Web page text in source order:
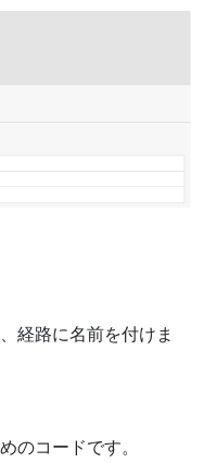
経路に名前を付けま
のコードです。